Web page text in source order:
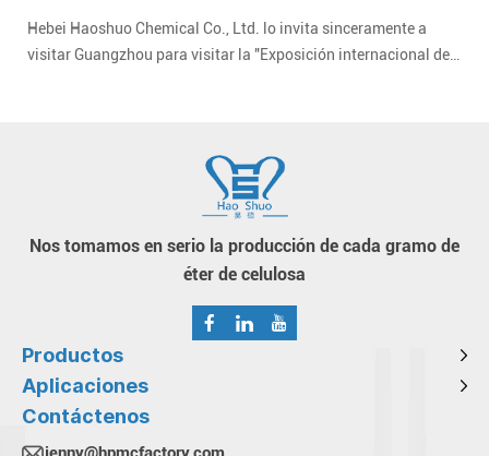
Exposición Internacional de Recubrimientos
de China 2024
Hebei Haoshuo Chemical Co., Ltd. lo invita sinceramente a
visitar Guangzhou para visitar la "Exposición internacional de
Nos tomamos en serio la producción de cada gramo de
éter de celulosa
Productos
Aplicaciones
Contáctenos